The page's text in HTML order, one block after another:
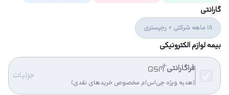
گارانتی
18 ماهه شرکتی + رجیستری
بیمه لوازم الکترونیکی
فراگارانتی
(هدیه ویژه جی‌اس‌ام مخصوص خریدهای نقدی)
جزئیات